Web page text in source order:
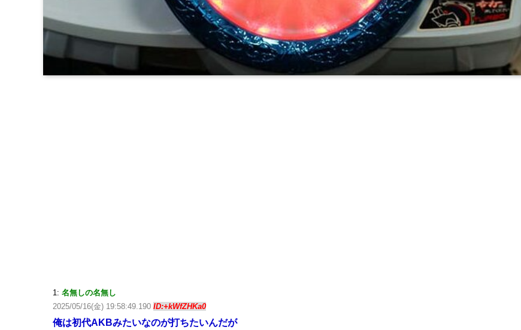
1: 名無しの名無し
2025/05/16(金) 19:58:49.190 ID:+kWfZHKa0
俺は初代AKBみたいなのが打ちたいんだが